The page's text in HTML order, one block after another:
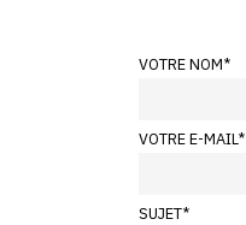
VOTRE NOM*
VOTRE E-MAIL*
SUJET*